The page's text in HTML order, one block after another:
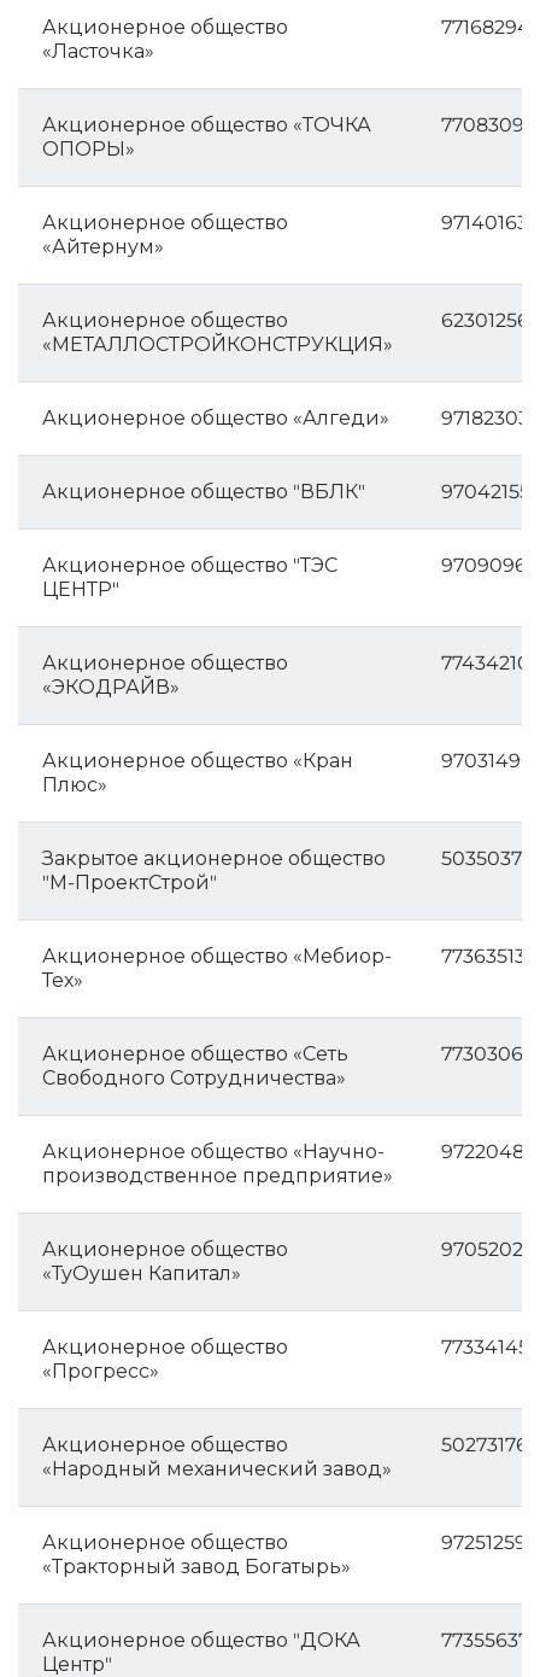
Акционерное общество
«Ласточка»
Акционерное общество «ТОЧКА
ОПОРЫ»
Акционерное общество
«Айтернум»
Акционерное общество
«МЕТАЛЛОСТРОЙКОНСТРУКЦИЯ»
Акционерное общество «Алгеди»
Акционерное общество "ВБЛК"
Акционерное общество "ТЭС
ЦЕНТР"
Акционерное общество
«ЭКОДРАЙВ»
Акционерное общество «Кран
Плюс»
Закрытое акционерное общество
"М-ПроектСтрой"
Акционерное общество «Мебиор-
Тех»
Акционерное общество «Сеть
Свободного Сотрудничества»
Акционерное общество «Научно-
производственное предприятие»
Акционерное общество
«ТуОушен Капитал»
Акционерное общество
«Прогресс»
Акционерное общество
«Народный механический завод»
Акционерное общество
«Тракторный завод Богатырь»
Акционерное общество "ДОКА
Центр"